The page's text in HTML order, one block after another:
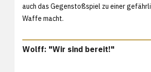
auch das Gegenstoßspiel zu einer
Waffe macht.
Wolff: "Wir sind bereit!"